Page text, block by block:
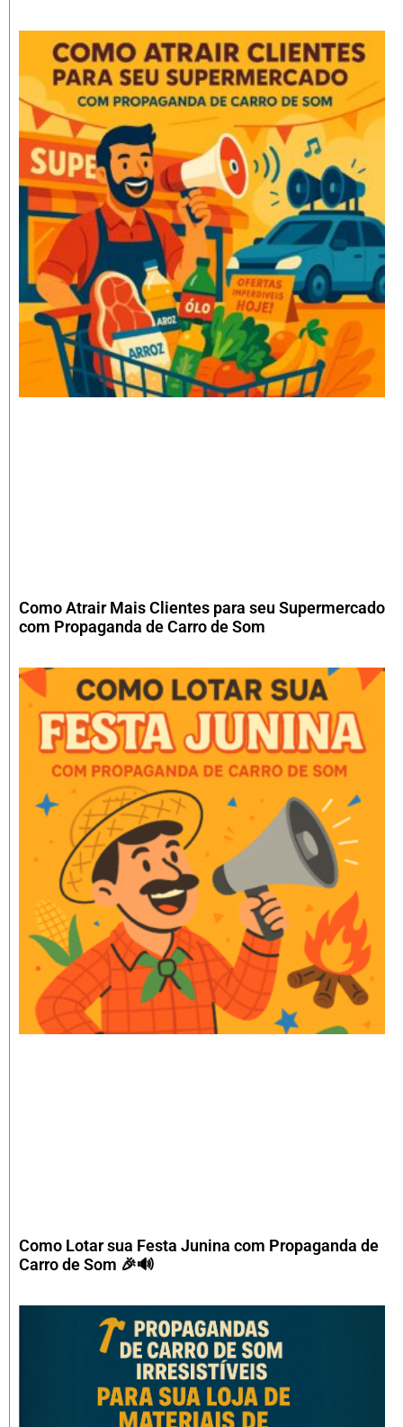
Como Atrair Mais Clientes para seu Supermercado
com Propaganda de Carro de Som
Como Lotar sua Festa Junina com Propaganda de
Carro de Som 🎉🔊